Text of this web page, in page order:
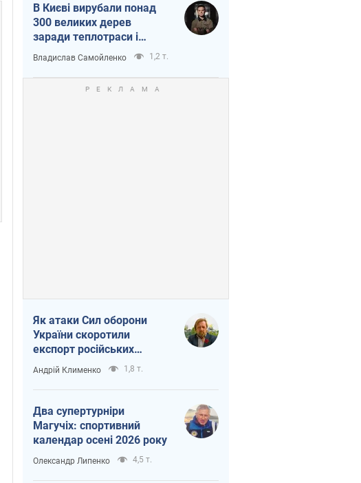
В Києві вирубали понад
300 великих дерев
заради теплотраси і
всупереч Генплану
Владислав Самойленко 1,2 т.
Як атаки Сил оборони
України скоротили
експорт російських
нафтопродуктів
Андрій Клименко 1,8 т.
Два супертурніри
Магучіх: спортивний
календар осені 2026 року
Олександр Липенко 4,5 т.